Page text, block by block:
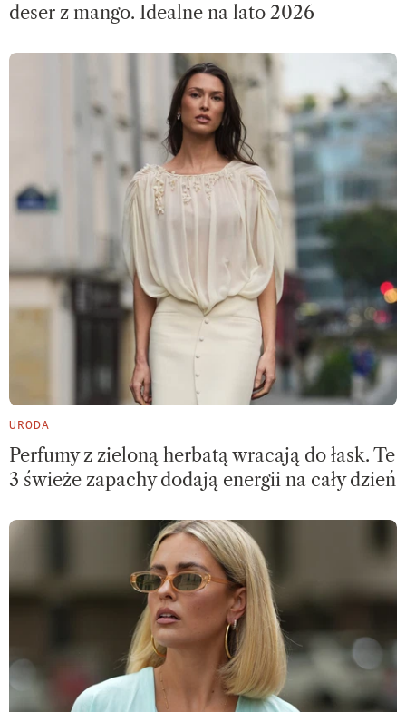
deser z mango. Idealne na lato 2026
URODA
Perfumy z zieloną herbatą wracają do łask. Te
3 świeże zapachy dodają energii na cały dzień